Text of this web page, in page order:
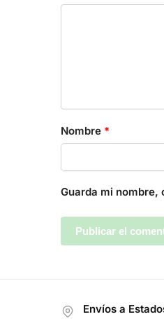
Nombre *
Guarda mi nombre,
Envíos a